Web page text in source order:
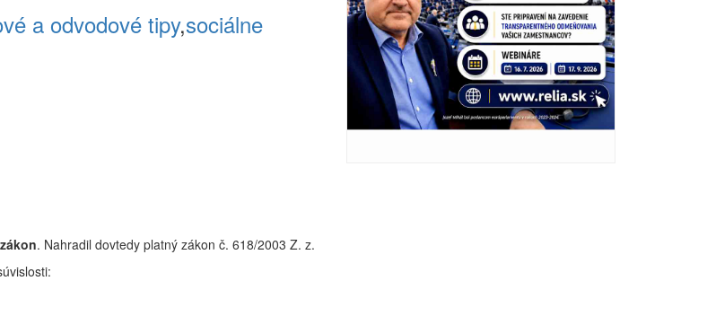
a odvodové tipy,sociálne
. Nahradil dovtedy platný zákon č. 618/2003 Z. z.